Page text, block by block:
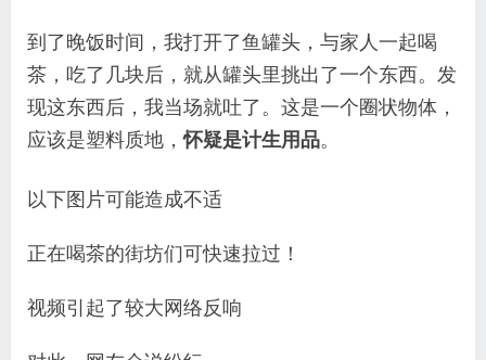
到了晚饭时间，我打开了鱼罐头，与家人一起喝
茶，吃了几块后，就从罐头里挑出了一个东西。发
现这东西后，我当场就吐了。这是一个圈状物体，
应该是塑料质地，怀疑是计生用品。
以下图片可能造成不适
正在喝茶的街坊们可快速拉过！
视频引起了较大网络反响